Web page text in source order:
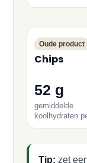
Oude product
Chips
52 g
gemiddelde
koolhydraten
Tip: zet